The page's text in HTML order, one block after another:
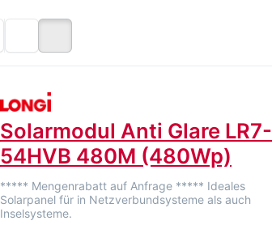
Solarmodul Anti Glare LR7-
54HVB 480M (480Wp)
***** Mengenrabatt auf Anfrage ***** Ideales
Solarpanel für in Netzverbundsysteme als auch
Inselsysteme.